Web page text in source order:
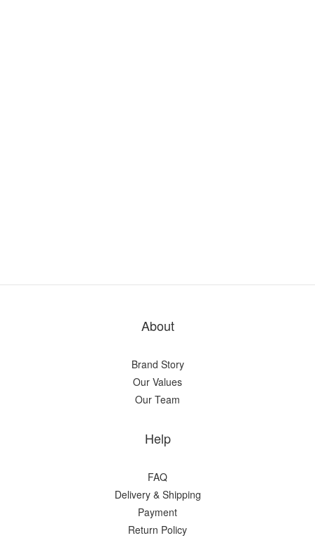
About
Brand Story
Our Values
Our Team
Help
FAQ
Delivery & Shipping
Payment
Return Policy